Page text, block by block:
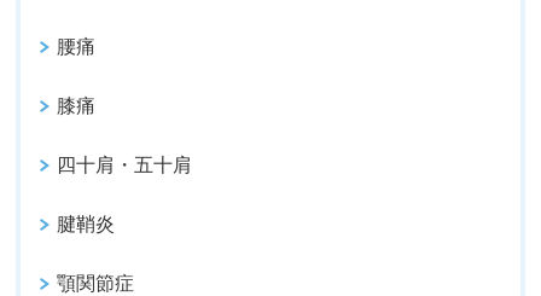
腰痛
膝痛
四十肩・五十肩
腱鞘炎
顎関節症